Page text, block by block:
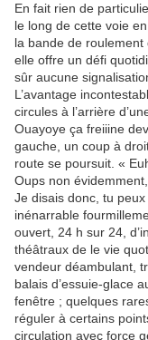
En fait rien de
le long de cette voie
la bande de
elle offre un défi
sûr aucune
L’avantage
circules à l’arrière
Ouayoye ça freiiine
gauche, un coup à
route se poursuit. «
Oups non évidemment,
Je disais donc, tu
inénarrable
ouvert, 24 h sur 24,
théâtraux de le vie
vendeur déambulant,
balais d’essuie-glace
fenêtre ; quelques
réguler à certains
circulation avec force